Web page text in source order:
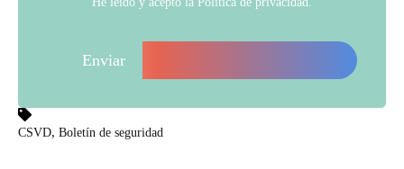
CSVD, Boletín de seguridad